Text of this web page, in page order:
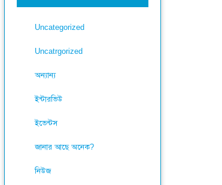
Uncategorized
Uncatrgorized
অন্যান্য
ইন্টারভিউ
ইভেন্টস
জানার আছে অনেক?
নিউজ